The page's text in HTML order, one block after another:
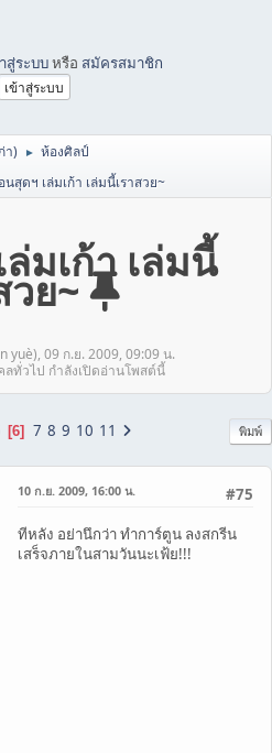
สู่ระบบหรือ สมัครสมาชิก
า) ► ห้องศิลป์
นสุดฯ เล่มเก้า เล่มนี้เราสวย~
มเก้า เล่มนี้
วย~
yuè), 09 ก.ย. 2009, 09:09 น.
ทั่วไป กำลังเปิดอ่านโพสต์นี้
พิมพ์
6 7 8 9 10 11
#75
10 ก.ย. 2009, 16:00 น.
ทีหลัง อย่านึกว่า ทำการ์ตูน ลงสกรีน
เสร็จภายในสามวันนะเฟ้ย!!!